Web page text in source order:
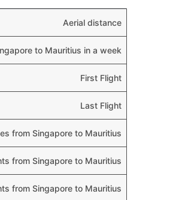
Aerial distance
to Mauritius in a week
First Flight
Last Flight
from Singapore to Mauritius
from Singapore to Mauritius
from Singapore to Mauritius